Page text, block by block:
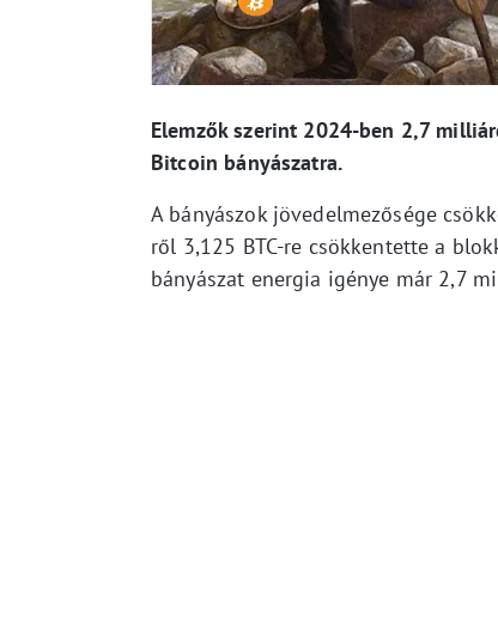
Elemzők szerint 2024-ben 2,7
Bitcoin bányászatra.
A bányászok jövedelmezősége
ről 3,125 BTC-re csökkentette a
bányászat energia igénye már 2,7